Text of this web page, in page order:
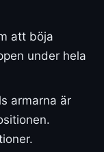
att böja
under hela
armarna är